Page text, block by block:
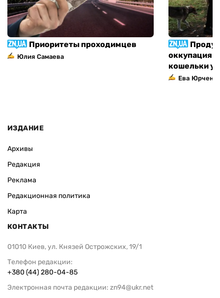
Приоритеты проходимцев
Юлия Самаева
оккупация
кошельки
Ева
ИЗДАНИЕ
Архивы
Редакция
Реклама
Редакционная политика
Карта
КОНТАКТЫ
01010 Киев, ул. Князей Острожских, 19/1
Телефон редакции:
+380 (44) 280-04-85
Электронная почта редакции: zn94@ukr.net